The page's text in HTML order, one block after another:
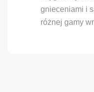
gnieceniami i
różnej gamy